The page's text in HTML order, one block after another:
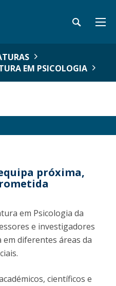
EM PSICOLOGIA
próxima,
em Psicologia da
e investigadores
em diferentes áreas da
científicos e